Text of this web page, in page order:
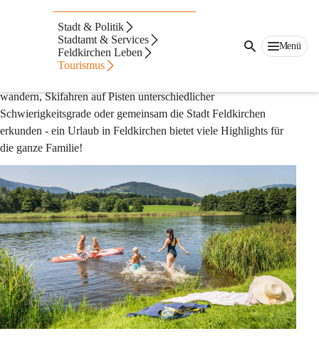
Stadt & Politik
Stadtamt & Services
Feldkirchen Leben
Tourismus
Menü
Familienurlaub
Gemeinsamer Badespaß an einem der wunderschönen Seen in
wandern, Skifahren auf Pisten unterschiedlicher
Schwierigkeitsgrade oder gemeinsam die Stadt Feldkirchen
erkunden - ein Urlaub in Feldkirchen bietet viele Highlights für
die ganze Familie!